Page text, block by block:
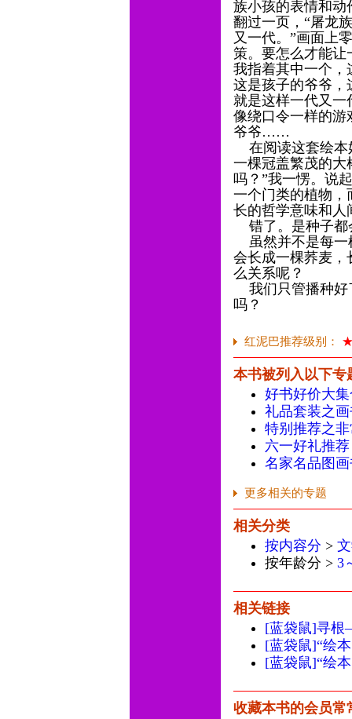
族小孩的表情和动
翻过一页，“屠龙
又一代。”画面上
策。要怎么才能让
我指着其中一个，
这是孩子的爷爷
就是这样一代又一
像绕口令一样的
爷爷……
在阅读这套绘本
一棵冠盖繁茂的大
吗？”我一愣。说
一个门类的植物，
长的哲学意味和
错了。是种子都
虽然并不是每一
会长成一棵荞麦，
么关系呢？
我们只管播种好
吗？
红泥巴推荐级别：
本书被列入以下专
好书好价大
礼品套装之
特别推荐之
六一好礼推
名家名品图
更多相关的专题
相关分类
按内容分 >
按年龄分 > 3
相关链接
[蓝袋鼠]寻
[蓝袋鼠]“绘
[蓝袋鼠]“绘
收藏本书的会员常